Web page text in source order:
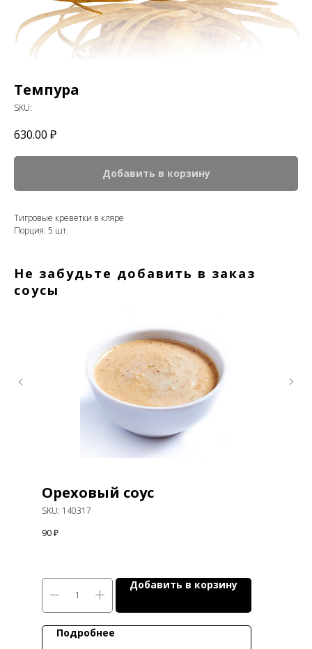
Темпура
SKU:
630.00 ₽
Добавить в корзину
Тигровые креветки в кляре
Порция: 5 шт.
Не забудьте добавить в заказ
соусы
Ореховый соус
SKU: 140317
90₽
Добавить в корзину
Подробнее